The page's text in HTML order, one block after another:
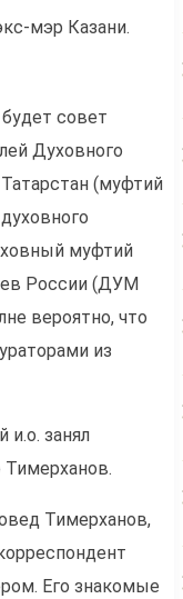
мэр Казани.
совет
Духовного
(муфтий
муфтий
России (ДУМ
вероятно, что
из
и.о. занял
Тимерханов.
Тимерханов,
Его знакомые